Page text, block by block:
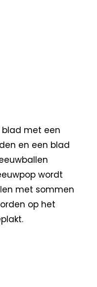
blad met een
en een blad
wordt
met sommen
op het